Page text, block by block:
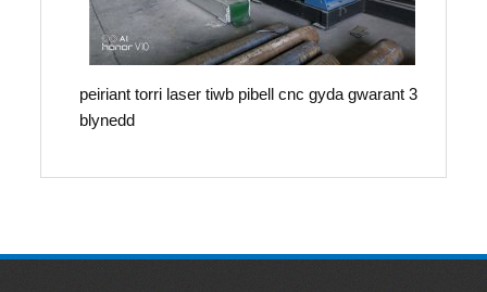
peiriant torri laser tiwb pibell cnc gyda gwarant 3
blynedd